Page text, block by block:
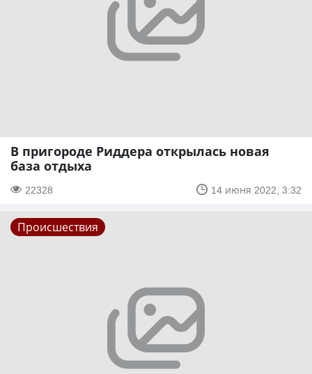
В пригороде Риддера открылась новая
база отдыха
22328 14 июня 2022, 3:32
Происшествия